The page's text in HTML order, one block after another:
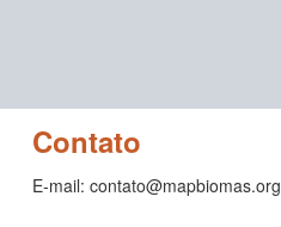
Contato
E-mail: contato@mapbiomas.org